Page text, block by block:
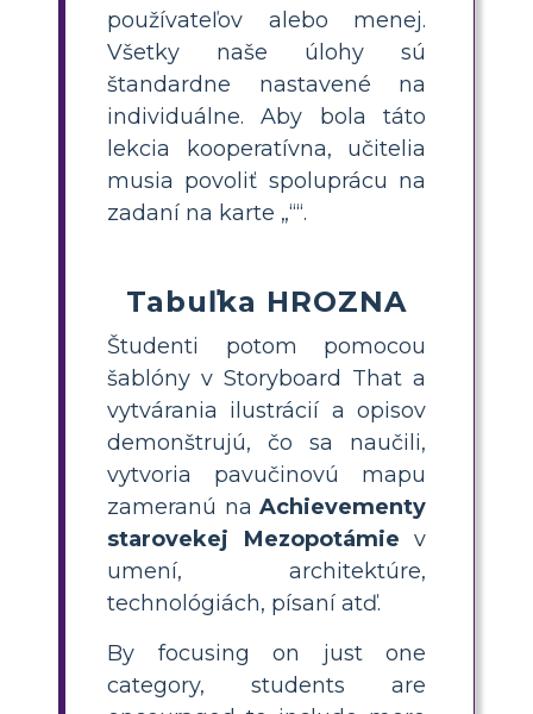
používateľov alebo menej.
Všetky naše úlohy sú
štandardne nastavené na
individuálne. Aby bola táto
lekcia kooperatívna, učitelia
musia povoliť spoluprácu na
zadaní na karte „““.
Tabuľka HROZNA
Študenti potom pomocou
šablóny v Storyboard That a
vytvárania ilustrácií a opisov
demonštrujú, čo sa naučili,
vytvoria pavučinovú mapu
zameranú na Achievementy
starovekej Mezopotámie v
umení, architektúre,
technológiách, písaní atď.
By focusing on just one
category, students are